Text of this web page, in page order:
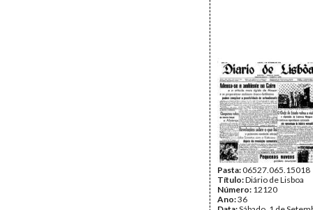
Pasta:06527.065.15018
Título:Diário de Lisboa
Número: 12120
Ano:36